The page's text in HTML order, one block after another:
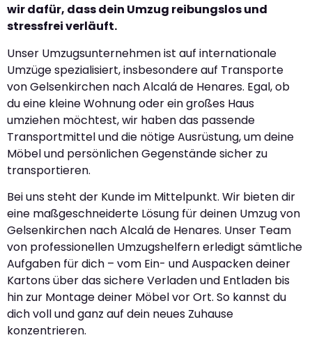
wir dafür, dass dein Umzug reibungslos und
stressfrei verläuft.
Unser Umzugsunternehmen ist auf internationale
Umzüge spezialisiert, insbesondere auf Transporte
von Gelsenkirchen nach Alcalá de Henares. Egal, ob
du eine kleine Wohnung oder ein großes Haus
umziehen möchtest, wir haben das passende
Transportmittel und die nötige Ausrüstung, um deine
Möbel und persönlichen Gegenstände sicher zu
transportieren.
Bei uns steht der Kunde im Mittelpunkt. Wir bieten dir
eine maßgeschneiderte Lösung für deinen Umzug von
Gelsenkirchen nach Alcalá de Henares. Unser Team
von professionellen Umzugshelfern erledigt sämtliche
Aufgaben für dich – vom Ein- und Auspacken deiner
Kartons über das sichere Verladen und Entladen bis
hin zur Montage deiner Möbel vor Ort. So kannst du
dich voll und ganz auf dein neues Zuhause
konzentrieren.